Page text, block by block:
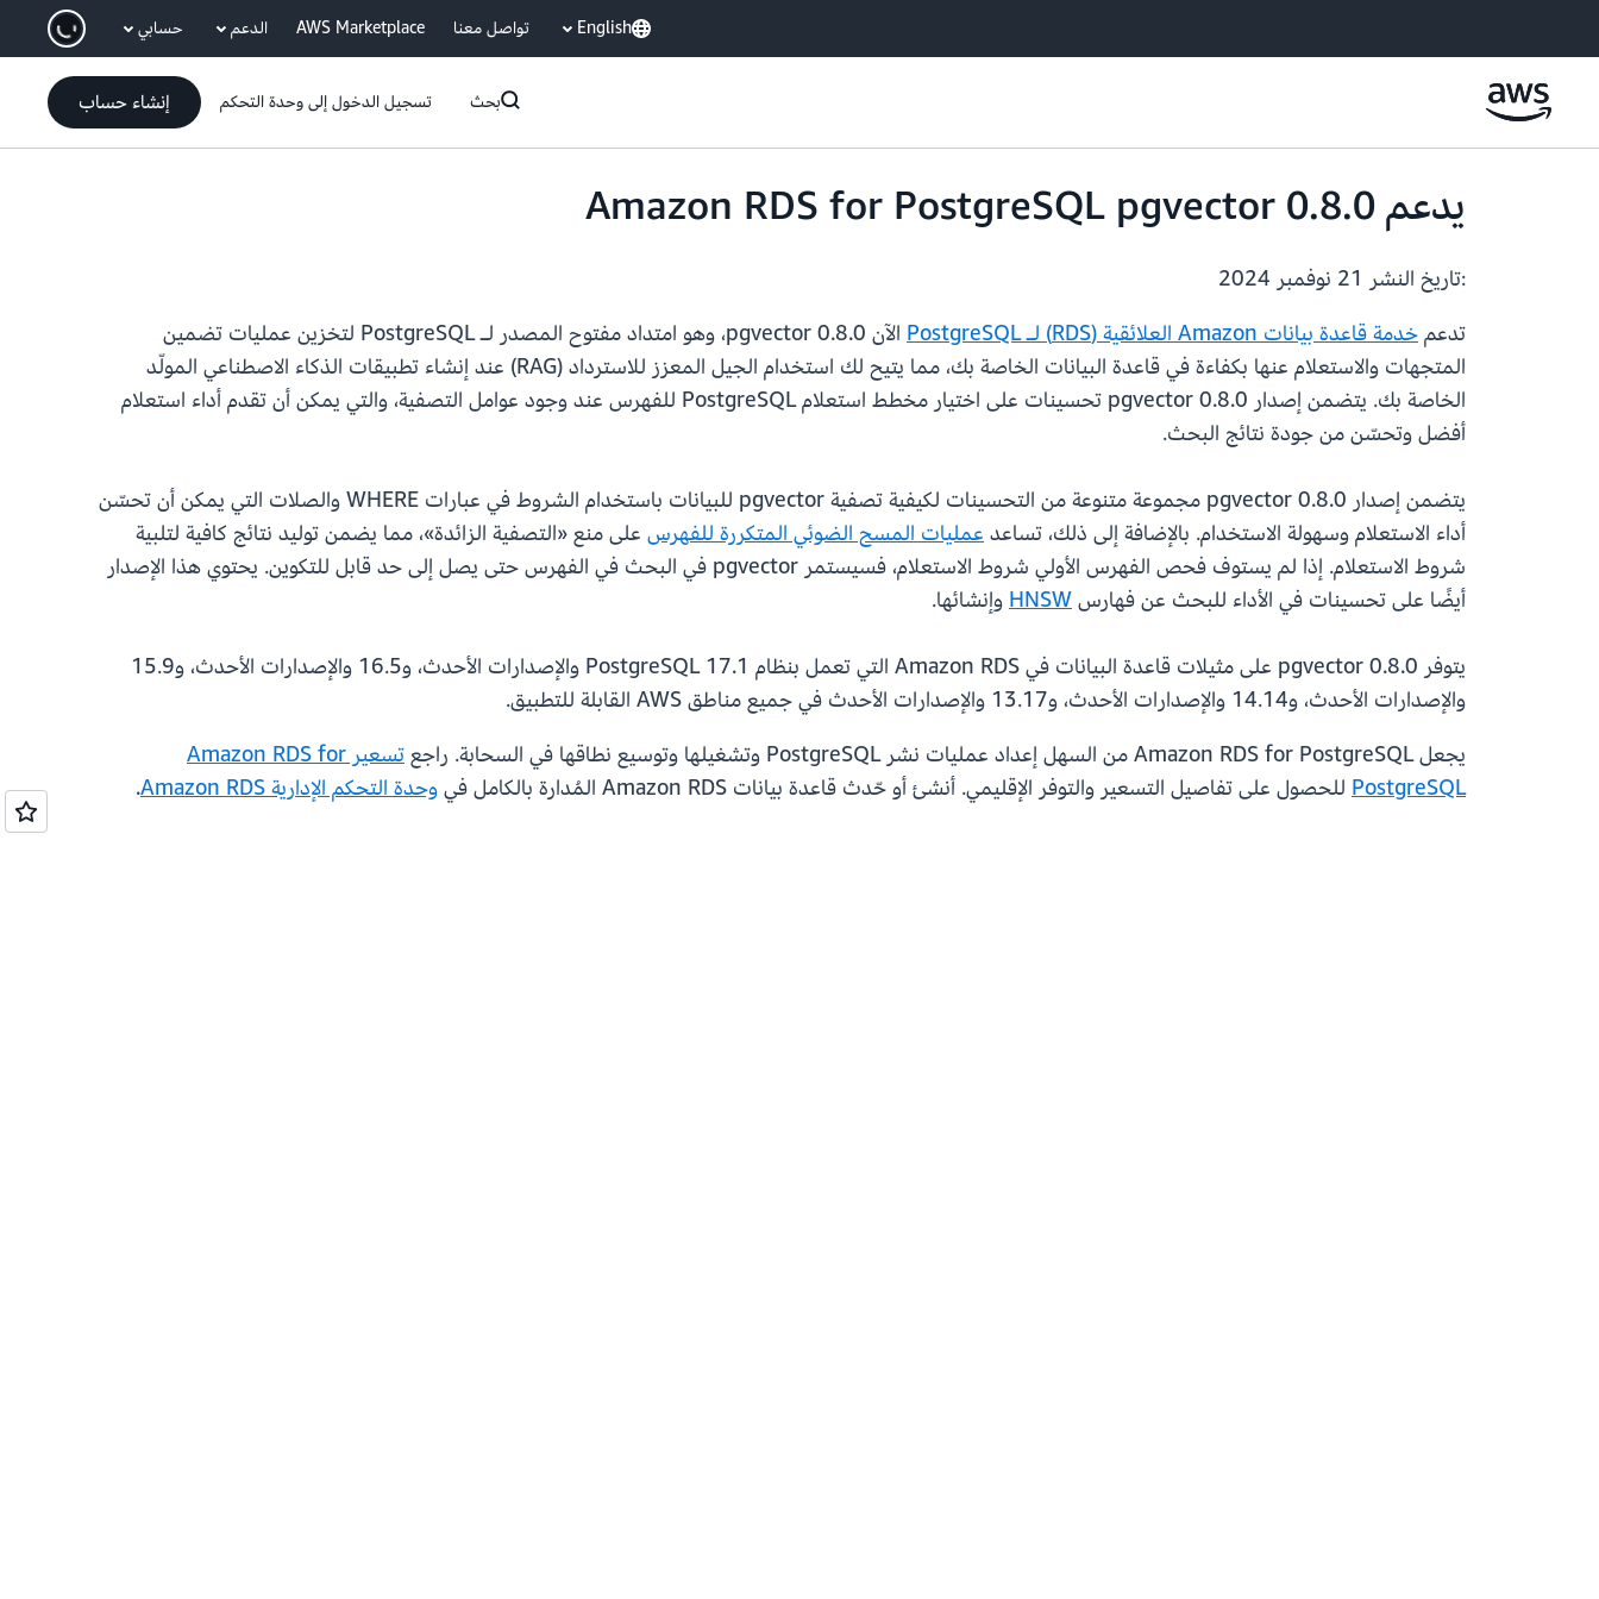
انتقل إلى المحتوى الرئيسي English تواصل معنا AWS Marketplace الدعم حسابي
بحث تسجيل الدخول إلى وحدة التحكم إنشاء حساب
يدعم Amazon RDS for PostgreSQL pgvector 0.8.0
:تاريخ النشر
تدعمخدمة قاعدة بيانات Amazon العلائقية (RDS) لـ PostgreSQL
الآن pgvector 0.8.0، وهو امتداد مفتوح المصدر لـ PostgreSQL لتخزين عمليات تضمين
المتجهات والاستعلام عنها بكفاءة في قاعدة البيانات الخاصة بك، مما يتيح لك استخدام الجيل المعزز للاسترداد (RAG) عند إنشاء تطبيقات الذكاء الاصطناعي المولّد
الخاصة بك. يتضمن إصدار pgvector 0.8.0 تحسينات على اختيار مخطط استعلام PostgreSQL للفهرس عند وجود عوامل التصفية، والتي يمكن أن تقدم أداء استعلام
أفضل وتحسّن من جودة نتائج البحث.
يتضمن إصدار pgvector 0.8.0 مجموعة متنوعة من التحسينات لكيفية تصفية pgvector للبيانات باستخدام الشروط في عبارات WHERE والصلات التي يمكن أن تحسّن
أداء الاستعلام وسهولة الاستخدام. بالإضافة إلى ذلك، تساعدعمليات المسح الضوئي المتكررة للفهرس على منع «التصفية الزائدة»، مما يضمن توليد نتائج كافية لتلبية
شروط الاستعلام. إذا لم يستوف فحص الفهرس الأولي شروط الاستعلام، فسيستمر pgvector في البحث في الفهرس حتى يصل إلى حد قابل للتكوين. يحتوي هذا الإصدار
أيضًا على تحسينات في الأداء للبحث عن فهارسHNSWوإنشائها.
يتوفر pgvector 0.8.0 على مثيلات قاعدة البيانات في Amazon RDS التي تعمل بنظام PostgreSQL 17.1 والإصدارات الأحدث، و16.5 والإصدارات الأحدث، و15.9
والإصدارات الأحدث، و14.14 والإصدارات الأحدث، و13.17 والإصدارات الأحدث في جميع مناطق AWS القابلة للتطبيق.
يجعل Amazon RDS for PostgreSQL من السهل إعداد عمليات نشر PostgreSQL وتشغيلها وتوسيع نطاقها في السحابة. راجع
تسعير Amazon RDS for
PostgreSQL للحصول على تفاصيل التسعير والتوفر الإقليمي. أنشئ أو حّدث قاعدة بيانات Amazon RDS المُدارة بالكامل في وحدة التحكم الإدارية Amazon RDS .